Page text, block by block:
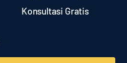
Konsultasi Gratis